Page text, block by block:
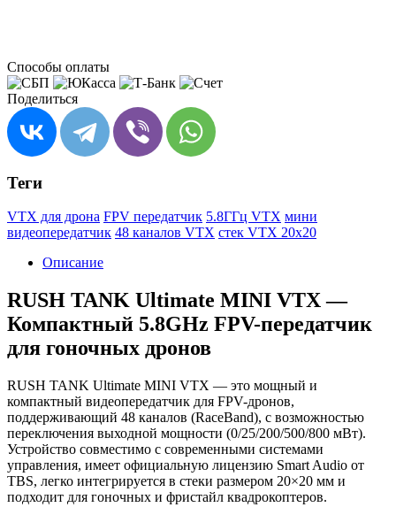
Способы оплаты
Поделиться
Теги
VTX для дрона FPV передатчик 5.8ГГц VTX мини
видеопередатчик 48 каналов VTX стек VTX 20x20
Описание
RUSH TANK Ultimate MINI VTX —
Компактный 5.8GHz FPV-передатчик
для гоночных дронов
RUSH TANK Ultimate MINI VTX — это мощный и
компактный видеопередатчик для FPV-дронов,
поддерживающий 48 каналов (RaceBand), с возможностью
переключения выходной мощности (0/25/200/500/800 мВт).
Устройство совместимо с современными системами
управления, имеет официальную лицензию Smart Audio от
TBS, легко интегрируется в стеки размером 20×20 мм и
подходит для гоночных и фристайл квадрокоптеров.